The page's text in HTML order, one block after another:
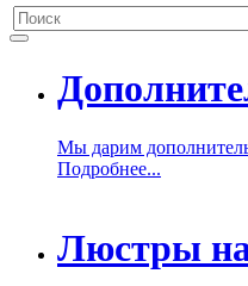
Мы дарим
Подробнее...
Люстры